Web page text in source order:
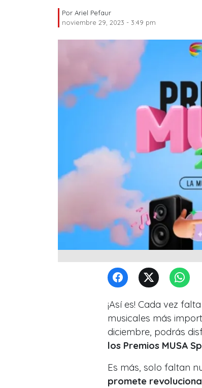
Por Ariel Pefaur
noviembre 29, 2023 - 3:49 pm
¡Así es! Cada vez
musicales más
diciembre, podrás
los Premios MUSA
Es más, solo faltan
promete